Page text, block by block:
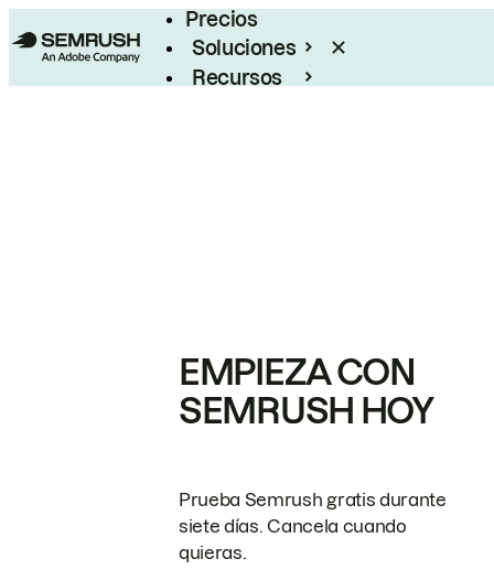
Precios
Soluciones
Recursos
EMPIEZA CON
SEMRUSH HOY
Prueba Semrush gratis durante
siete días. Cancela cuando
quieras.